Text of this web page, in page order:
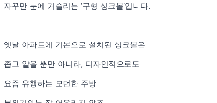
자꾸만 눈에 거슬리는 ’구형 싱크볼’입니다.
옛날 아파트에 기본으로 설치된 싱크볼은
좁고 얕을 뿐만 아니라, 디자인적으로도
요즘 유행하는 모던한 주방